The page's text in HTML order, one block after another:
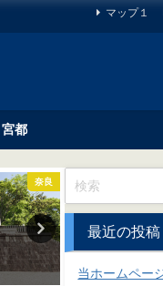
マップ１
宮都
奈良
当ホームペー
最近の投稿
当ホームペー